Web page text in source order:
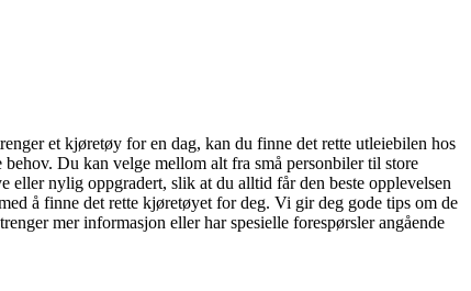
et kjøretøy for en dag, kan du finne det rette utleiebilen hos
Du kan velge mellom alt fra små personbiler til store
eller nylig oppgradert, slik at du alltid får den beste opplevelsen
å finne det rette kjøretøyet for deg. Vi gir deg gode tips om de
mer informasjon eller har spesielle forespørsler angående